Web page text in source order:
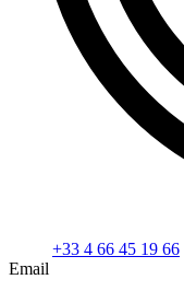
+33 4 66 45 19 66
Email